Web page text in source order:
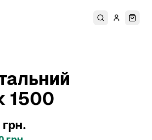
ПошукУвійти
1500